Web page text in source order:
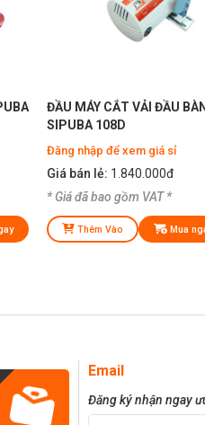
ĐẦU MÁY CẮT VẢI ĐẦU BÀN
SIPUBA 108D
Đăng nhập để xem giá sỉ
Giá bán lẻ: 1.840.000đ
* Giá đã bao gồm VAT *
Thêm Vào Mua
Email
Đăng ký nhận ngay